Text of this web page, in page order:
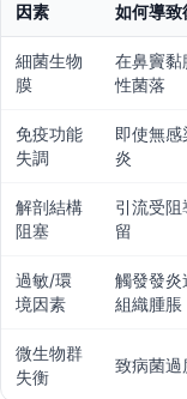
因素 如何導致
細菌生物
膜
在鼻竇黏
性菌落
免疫功能
失調
即使無感
炎
解剖結構
阻塞
引流受
留
過敏/環
境因素
觸發發炎
組織腫脹
微生物群
失衡
致病菌過